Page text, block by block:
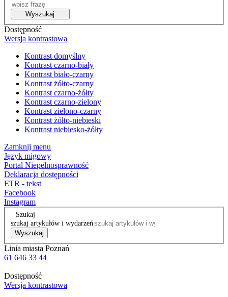
Wyszukaj
Dostępność
Wersja kontrastowa
Kontrast domyślny
Kontrast czarno-biały
Kontrast biało-czarny
Kontrast żółto-czarny
Kontrast czarno-żółty
Kontrast czarno-zielony
Kontrast zielono-czarny
Kontrast żółto-niebieski
Kontrast niebiesko-żółty
Zamknij menu
Język migowy
Portal Niepełnosprawność
Deklaracja dostępności
ETR - tekst
Facebook
Instagram
Szukaj
szukaj artykułów i wydarzeń
Wyszukaj
Linia miasta Poznań
61 646 33 44
Dostępność
Wersja kontrastowa